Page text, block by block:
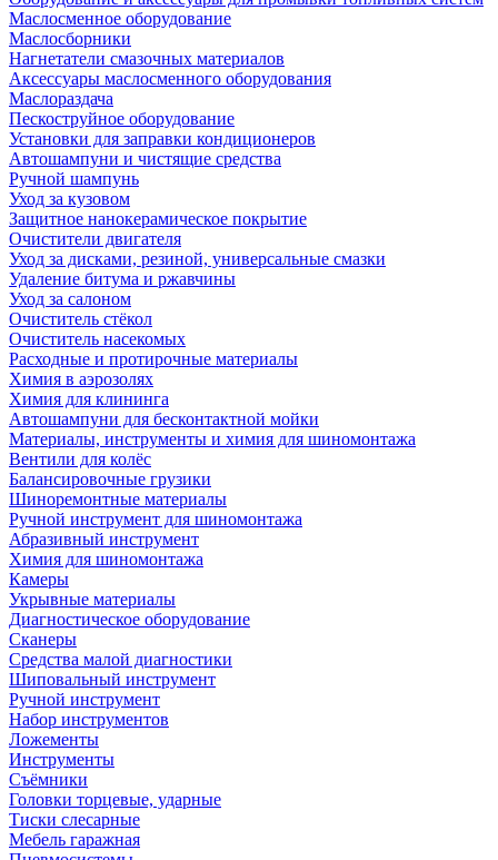
Маслосменное оборудование
Маслосборники
Нагнетатели смазочных материалов
Аксессуары маслосменного оборудования
Маслораздача
Пескоструйное оборудование
Установки для заправки кондиционеров
Автошампуни и чистящие средства
Ручной шампунь
Уход за кузовом
Защитное нанокерамическое покрытие
Очистители двигателя
Уход за дисками, резиной, универсальные смазки
Удаление битума и ржавчины
Уход за салоном
Очиститель стёкол
Очиститель насекомых
Расходные и протирочные материалы
Химия в аэрозолях
Химия для клининга
Автошампуни для бесконтактной мойки
Материалы, инструменты и химия для шиномонтажа
Вентили для колёс
Балансировочные грузики
Шиноремонтные материалы
Ручной инструмент для шиномонтажа
Абразивный инструмент
Химия для шиномонтажа
Камеры
Укрывные материалы
Диагностическое оборудование
Сканеры
Средства малой диагностики
Шиповальный инструмент
Ручной инструмент
Набор инструментов
Ложементы
Инструменты
Съёмники
Головки торцевые, ударные
Тиски слесарные
Мебель гаражная